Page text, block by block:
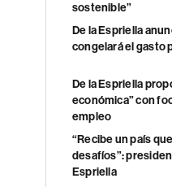
sostenible”
De la Espriella
congelará el gasto
De la Espriella
económica” con
empleo
“Recibe un país
desafíos”:
Espriella